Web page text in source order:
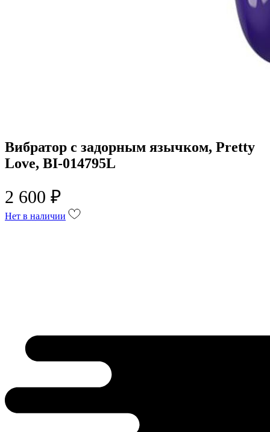
Вибратор с задорным язычком, Pretty
Love, BI-014795L
2 600 ₽
Нет в наличии